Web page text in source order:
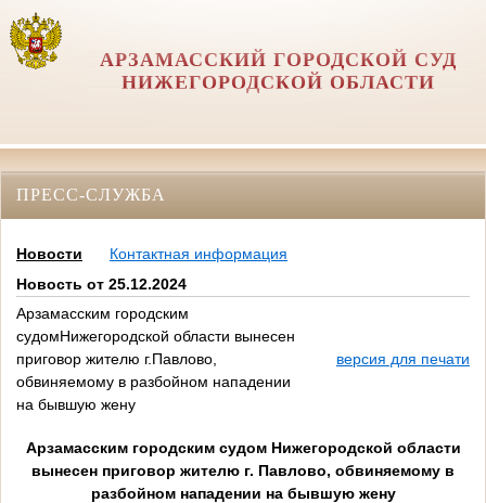
АРЗАМАССКИЙ ГОРОДСКОЙ СУД
НИЖЕГОРОДСКОЙ ОБЛАСТИ
ПРЕСС-СЛУЖБА
Новости
Контактная информация
Новость от 25.12.2024
Арзамасским городским
судомНижегородской области вынесен
приговор жителю г.Павлово,
обвиняемому в разбойном нападении
на бывшую жену
версия для печати
Арзамасским городским судом Нижегородской области
вынесен приговор жителю г. Павлово, обвиняемому в
разбойном нападении на бывшую жену